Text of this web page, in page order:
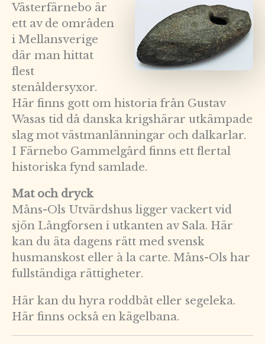
Västerfärnebo är
ett av de områden
i Mellansverige
där man hittat
flest
stenåldersyxor.
Här finns gott om historia från Gustav
Wasas tid då danska krigshärar utkämpade
slag mot västmanlänningar och dalkarlar.
I Färnebo Gammelgård finns ett flertal
historiska fynd samlade.
Mat och dryck
Måns-Ols Utvärdshus ligger vackert vid
sjön Långforsen i utkanten av Sala. Här
kan du äta dagens rätt med svensk
husmanskost eller à la carte. Måns-Ols har
fullständiga rättigheter.
Här kan du hyra roddbåt eller segeleka.
Här finns också en kägelbana.